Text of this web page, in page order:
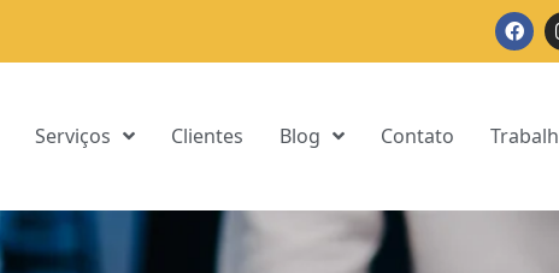
Serviços Clientes Blog Contato